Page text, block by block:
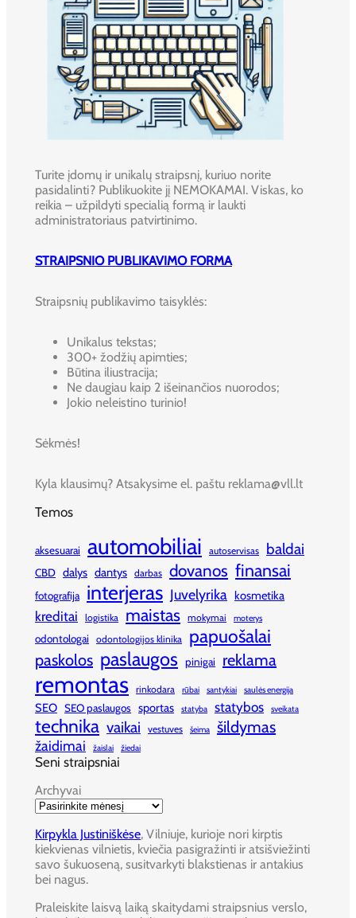
Turite įdomų ir unikalų straipsnį, kuriuo norite
pasidalinti? Publikuokite jį NEMOKAMAI. Viskas, ko
reikia – užpildyti specialią formą ir laukti
administratoriaus patvirtinimo.
STRAIPSNIO PUBLIKAVIMO FORMA
Straipsnių publikavimo taisyklės:
Unikalus tekstas;
300+ žodžių apimties;
Būtina iliustracija;
Ne daugiau kaip 2 išeinančios nuorodos;
Jokio neleistino turinio!
Sėkmės!
Kyla klausimų? Atsakysime el. paštu reklama@vll.lt
Temos
aksesuarai automobiliai autoservisas baldai
CBD dalys dantys darbas dovanos finansai
fotografija interjeras Juvelyrika kosmetika
kreditai logistika maistas mokymai moterys
odontologai odontologijos klinika papuošalai
paskolos paslaugos pinigai reklama
remontas rinkodara rūbai santykiai saulės energija
SEO SEO paslaugos sportas statyba statybos sveikata
technika vaikai vestuves šeima šildymas
žaidimai žaislai žiedai
Seni straipsniai
Archyvai
Kirpykla Justiniškėse, Vilniuje, kurioje nori kirptis
kiekvienas vilnietis, kviečia pasigražinti ir atsišviežinti
savo šukuoseną, susitvarkyti blakstienas ir antakius
bei nagus.
Praleiskite laisvą laiką skaitydami straipsnius verslo,